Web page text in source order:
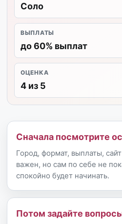
Соло
ВЫПЛАТЫ
до 60% выплат
ОЦЕНКА
4 из 5
Сначала посмотрите
Город, формат, выплаты,
важен, но сам по себе не
спокойно будет начинать.
Потом задайте